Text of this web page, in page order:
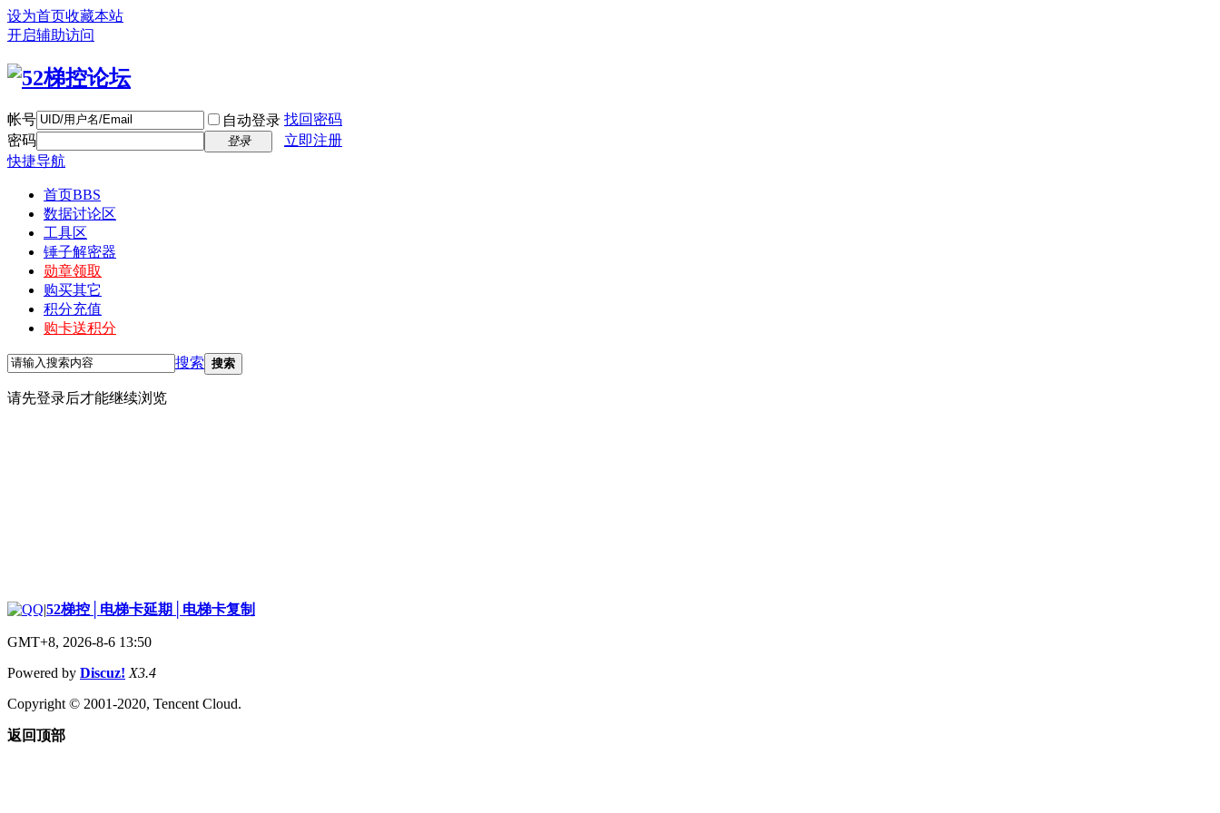
设为首页收藏本站
开启辅助访问
帐号 自动登录 找回密码
密码
登录
立即注册
快捷导航
首页BBS
数据讨论区
工具区
锤子解密器
勋章领取
购买其它
积分充值
购卡送积分
搜索 搜索
请先登录后才能继续浏览
|52梯控│电梯卡延期│电梯卡复制
GMT+8, 2026-8-6 13:50
Powered by Discuz! X3.4
Copyright © 2001-2020, Tencent Cloud.
返回顶部